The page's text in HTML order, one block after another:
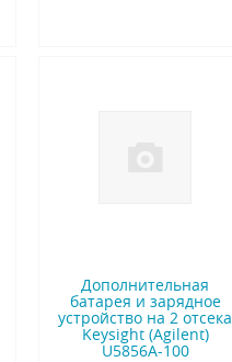
Дополнительная
батарея и зарядное
устройство на 2 отсека
Keysight (Agilent)
U5856A-100